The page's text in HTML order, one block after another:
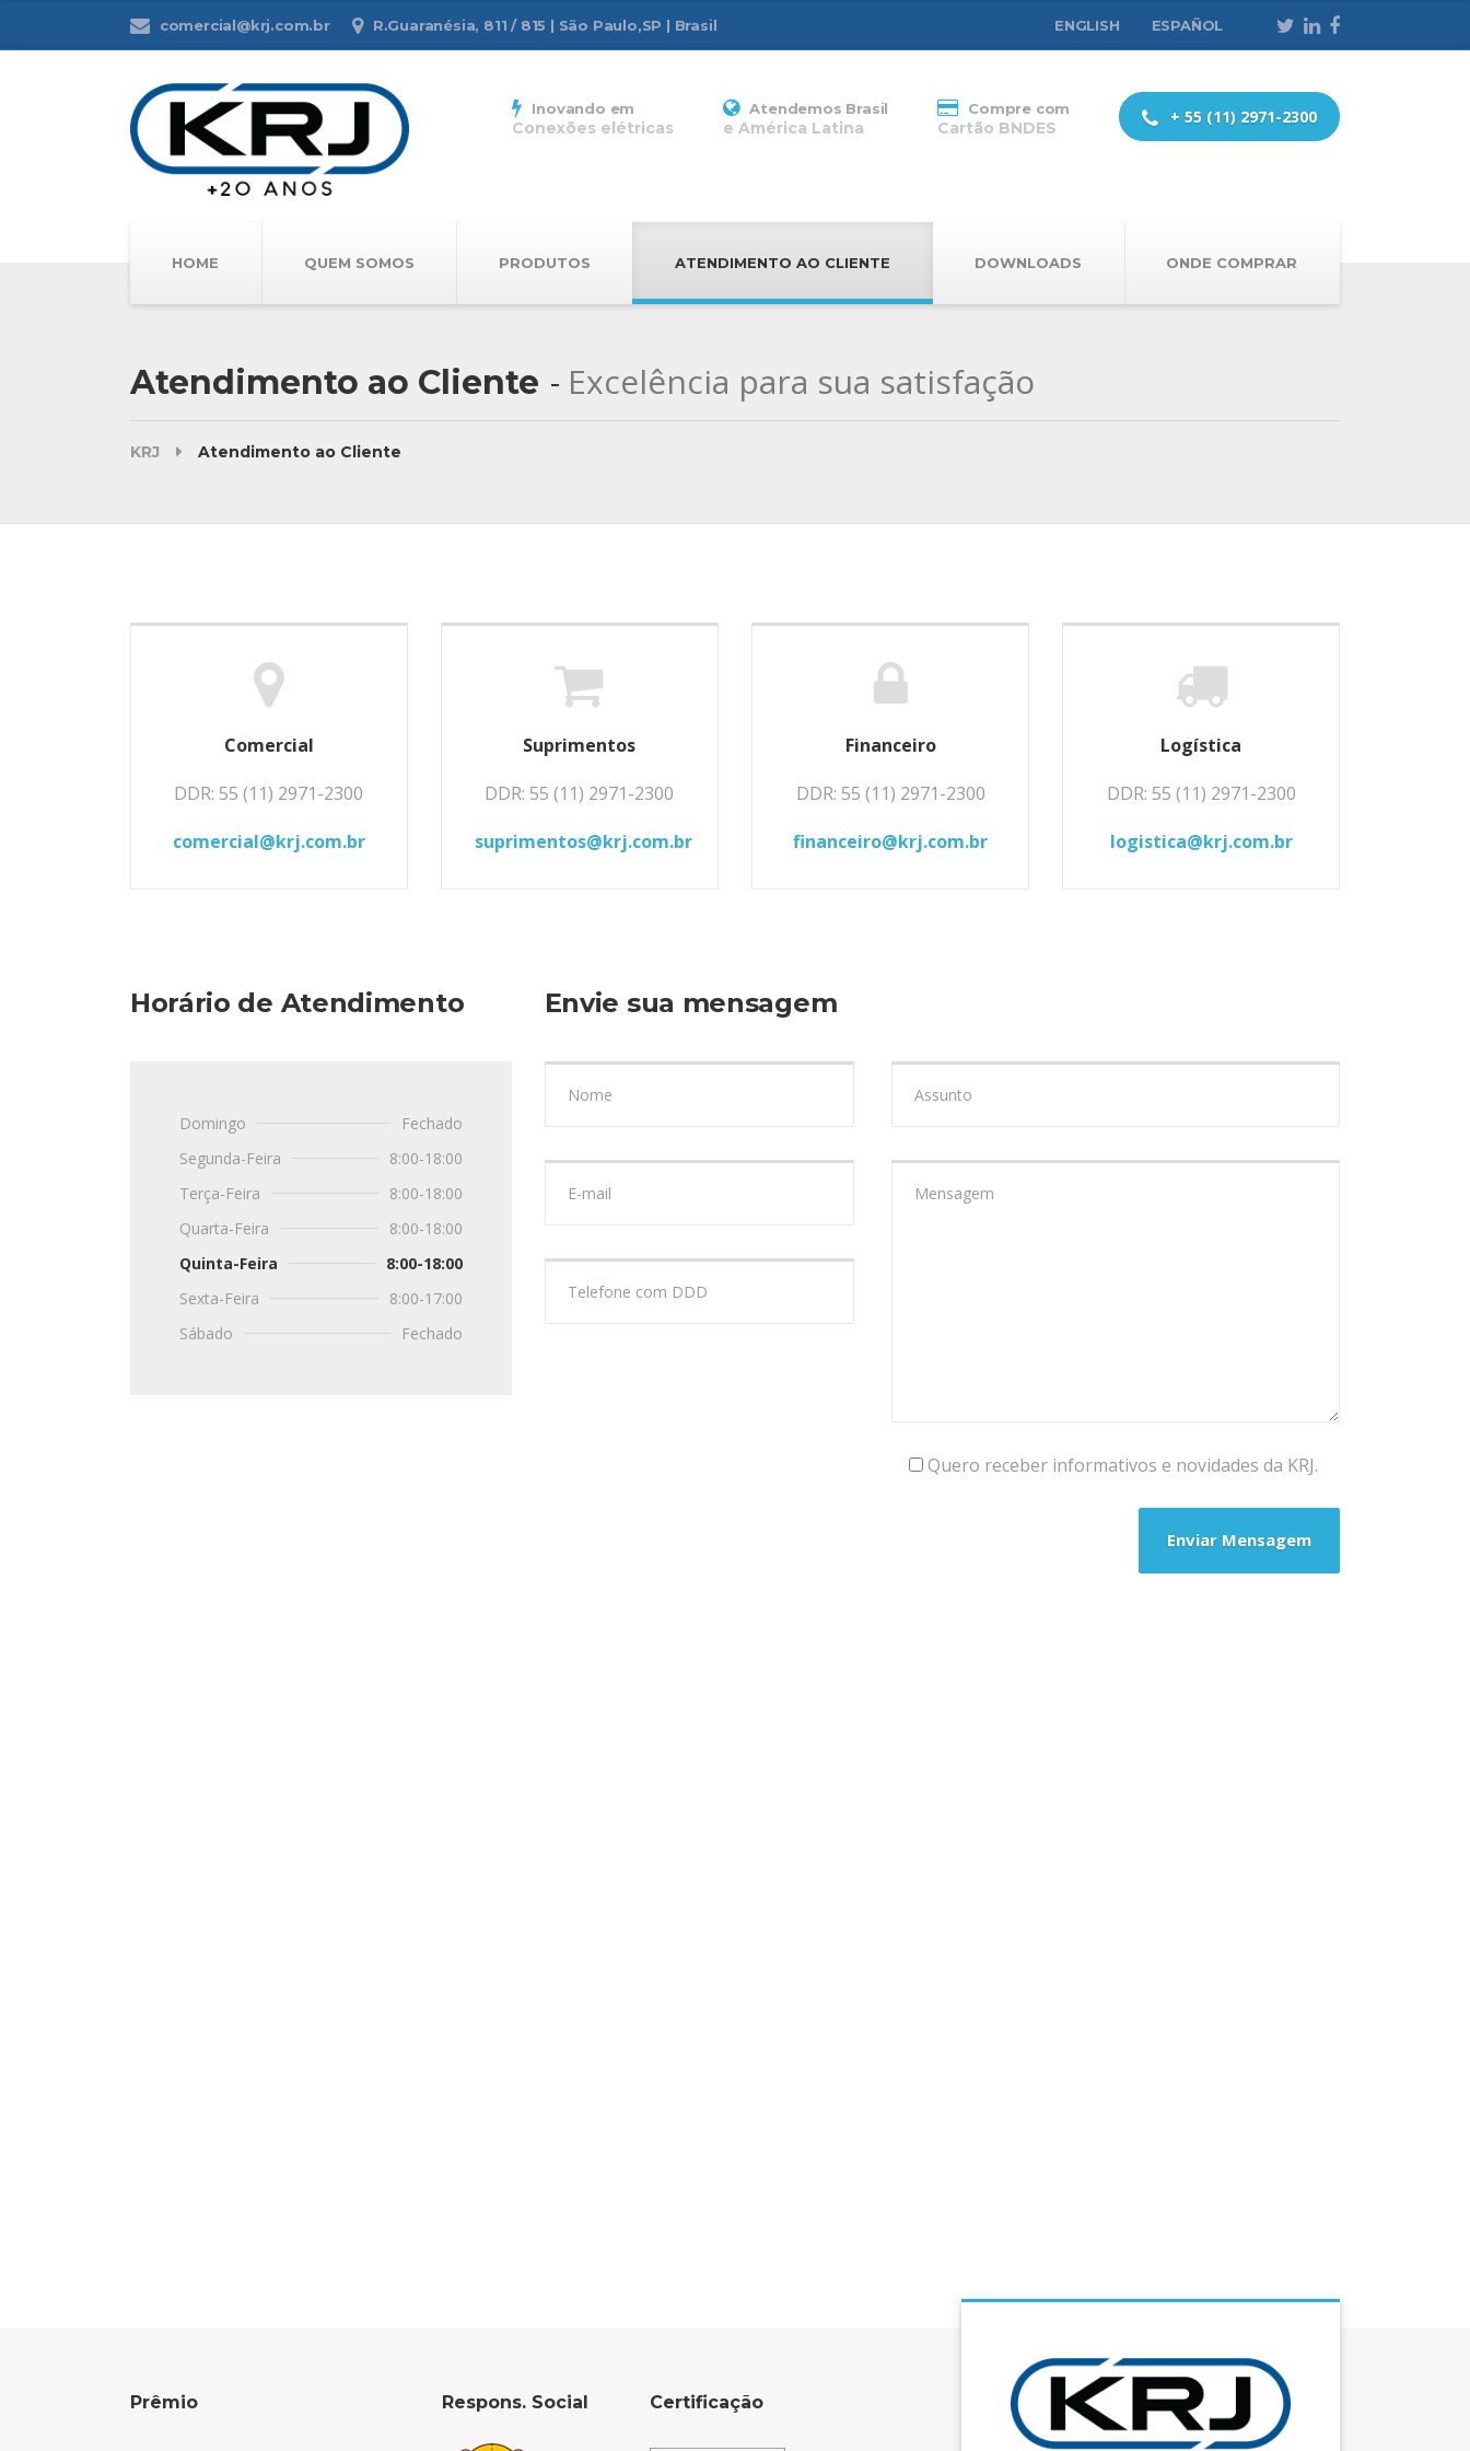
comercial@krj.com.br R.Guaranésia, 811 / 815 | São Paulo,SP | Brasil ENGLISH ESPAÑOL
HOME QUEM SOMOS PRODUTOS ATENDIMENTO AO CLIENTE DOWNLOADS ONDE COMPRAR
Inovando em
Conexões elétricas
Atendemos Brasil
e América Latina
Compre com
Cartão BNDES
+ 55 (11) 2971-2300
Atendimento ao Cliente Excelência para sua satisfação
KRJ Atendimento ao Cliente
Comercial
DDR: 55 (11) 2971-2300
comercial@krj.com.br
Suprimentos
DDR: 55 (11) 2971-2300
suprimentos@krj.com.br
Financeiro
DDR: 55 (11) 2971-2300
financeiro@krj.com.br
Logística
DDR: 55 (11) 2971-2300
logistica@krj.com.br
Horário de Atendimento
Domingo
Fechado
Segunda-Feira
8:00-18:00
Terça-Feira
8:00-18:00
Quarta-Feira
8:00-18:00
Quinta-Feira
8:00-18:00
Sexta-Feira
8:00-17:00
Sábado
Fechado
Envie sua mensagem
Quero receber informativos e novidades da KRJ.
Prêmio Respons. Social Certificação